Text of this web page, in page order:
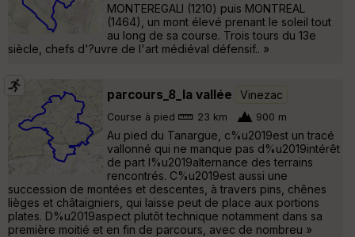
MONTEREGALI (1210) puis MONTREAL
(1464), un mont élevé prenant le soleil tout
au long de sa course. Trois tours du 13e
siècle, chefs d'?uvre de l'art médiéval défensif.. »
parcours_8_la vallée Vinezac
Course à pied 23 km 900 m
Au pied du Tanargue, c%u2019est un tracé
vallonné qui ne manque pas d%u2019intérêt
de part l%u2019alternance des terrains
rencontrés. C%u2019est aussi une
succession de montées et descentes, à travers pins, chênes
lièges et châtaigniers, qui laisse peut de place aux portions
plates. D%u2019aspect plutôt technique notamment dans sa
première moitié et en fin de parcours, avec de nombreu »